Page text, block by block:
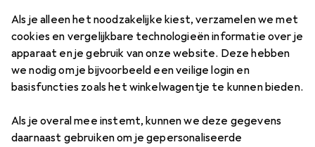
Als je alleen het noodzakelijke kiest, verzamelen we met
cookies en vergelijkbare technologieën informatie over je
apparaat en je gebruik van onze website. Deze hebben
we nodig om je bijvoorbeeld een veilige login en
basisfuncties zoals het winkelwagentje te kunnen bieden.
Als je overal mee instemt, kunnen we deze gegevens
daarnaast gebruiken om je gepersonaliseerde
Kerstboomstandaards
ProductenForum
Discussies in Kerstboomstandaards
Begin discussie